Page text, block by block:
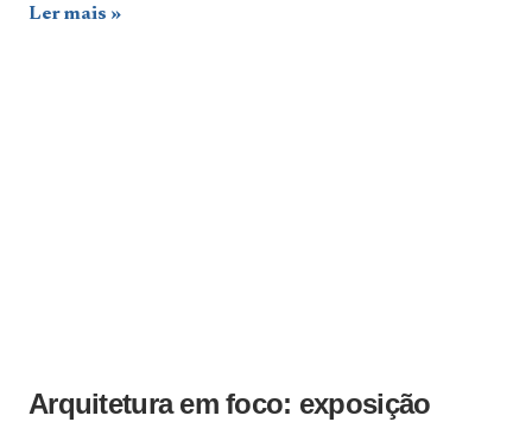
Ler mais
Arquitetura em foco: exposição